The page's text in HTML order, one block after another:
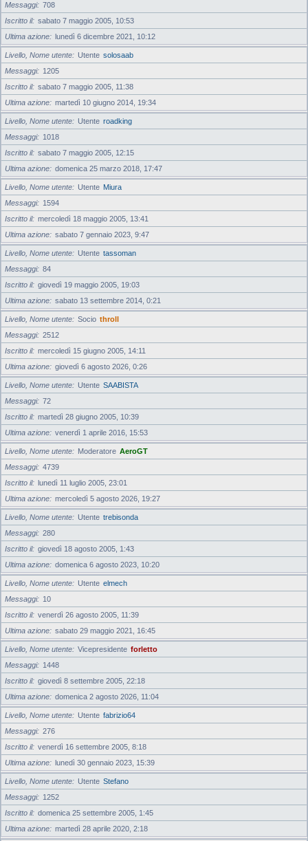
Messaggi
708
Iscritto il
sabato 7 maggio 2005, 10:53
Ultima azione
lunedì 6 dicembre 2021, 10:12
Livello, Nome utente Utente solosaab
Messaggi
1205
Iscritto il
sabato 7 maggio 2005, 11:38
Ultima azione
martedì 10 giugno 2014, 19:34
Livello, Nome utente Utente roadking
Messaggi
1018
Iscritto il
sabato 7 maggio 2005, 12:15
Ultima azione
domenica 25 marzo 2018, 17:47
Livello, Nome utente Utente Miura
Messaggi
1594
Iscritto il
mercoledì 18 maggio 2005, 13:41
Ultima azione
sabato 7 gennaio 2023, 9:47
Livello, Nome utente Utente tassoman
Messaggi
84
Iscritto il
giovedì 19 maggio 2005, 19:03
Ultima azione
sabato 13 settembre 2014, 0:21
Livello, Nome utente Socio throll
Messaggi
2512
Iscritto il
mercoledì 15 giugno 2005, 14:11
Ultima azione
giovedì 6 agosto 2026, 0:26
Livello, Nome utente Utente SAABISTA
Messaggi
72
Iscritto il
martedì 28 giugno 2005, 10:39
Ultima azione
venerdì 1 aprile 2016, 15:53
Livello, Nome utente Moderatore AeroGT
Messaggi
4739
Iscritto il
lunedì 11 luglio 2005, 23:01
Ultima azione
mercoledì 5 agosto 2026, 19:27
Livello, Nome utente Utente trebisonda
Messaggi
280
Iscritto il
giovedì 18 agosto 2005, 1:43
Ultima azione
domenica 6 agosto 2023, 10:20
Livello, Nome utente Utente elmech
Messaggi
10
Iscritto il
venerdì 26 agosto 2005, 11:39
Ultima azione
sabato 29 maggio 2021, 16:45
Livello, Nome utente Vicepresidente forletto
Messaggi
1448
Iscritto il
giovedì 8 settembre 2005, 22:18
Ultima azione
domenica 2 agosto 2026, 11:04
Livello, Nome utente Utente fabrizio64
Messaggi
276
Iscritto il
venerdì 16 settembre 2005, 8:18
Ultima azione
lunedì 30 gennaio 2023, 15:39
Livello, Nome utente Utente Stefano
Messaggi
1252
Iscritto il
domenica 25 settembre 2005, 1:45
Ultima azione
martedì 28 aprile 2020, 2:18